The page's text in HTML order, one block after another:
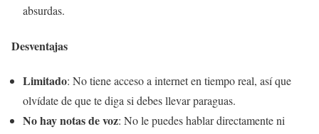
absurdas.
Desventajas
Limitado: No tiene acceso a internet en tiempo real, así que
olvídate de que te diga si debes llevar paraguas.
No hay notas de voz: No le puedes hablar directamente ni